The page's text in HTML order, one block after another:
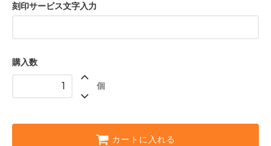
刻印サービス文字入力
購入数
個
カートに入れる